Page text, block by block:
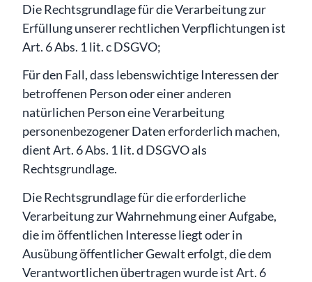
Die Rechtsgrundlage für die Verarbeitung zur
Erfüllung unserer rechtlichen Verpflichtungen ist
Art. 6 Abs. 1 lit. c DSGVO;
Für den Fall, dass lebenswichtige Interessen der
betroffenen Person oder einer anderen
natürlichen Person eine Verarbeitung
personenbezogener Daten erforderlich machen,
dient Art. 6 Abs. 1 lit. d DSGVO als
Rechtsgrundlage.
Die Rechtsgrundlage für die erforderliche
Verarbeitung zur Wahrnehmung einer Aufgabe,
die im öffentlichen Interesse liegt oder in
Ausübung öffentlicher Gewalt erfolgt, die dem
Verantwortlichen übertragen wurde ist Art. 6